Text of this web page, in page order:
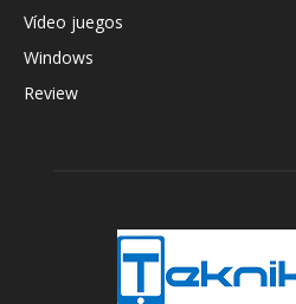
Vídeo juegos
Windows
Review